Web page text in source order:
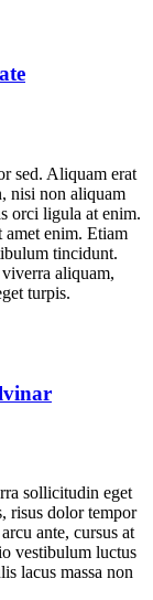
sed. Aliquam erat
nisi non aliquam
orci ligula at enim.
amet enim. Etiam
tincidunt.
aliquam,
turpis.
sollicitudin eget
risus dolor tempor
ante, cursus at
vestibulum luctus
lacus massa non